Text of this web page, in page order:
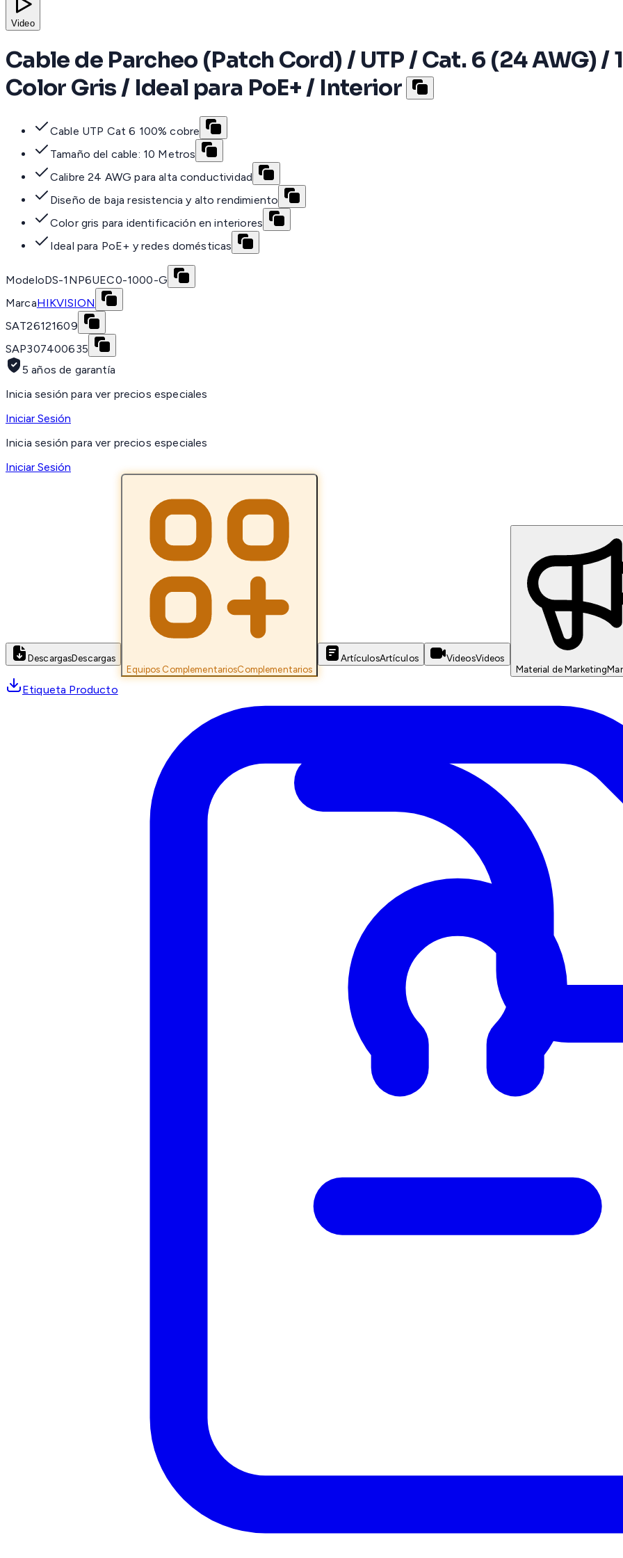
Video
Cable de Parcheo (Patch Cord) / UTP / Cat. 6 (24 AWG) /
Color Gris / Ideal para PoE+ / Interior
Cable UTP Cat 6 100% cobre
Tamaño del cable: 10 Metros
Calibre 24 AWG para alta conductividad
Diseño de baja resistencia y alto rendimiento
Color gris para identificación en interiores
Ideal para PoE+ y redes domésticas
ModeloDS-1NP6UEC0-1000-G
MarcaHIKVISION
SAT26121609
SAP307400635
5 años de garantía
Inicia sesión para ver precios especiales
Iniciar Sesión
Inicia sesión para ver precios especiales
Iniciar Sesión
DescargasDescargas
Equipos ComplementariosComplementarios
ArtículosArtículos VideosVideos
Material de Marketing
Etiqueta Producto